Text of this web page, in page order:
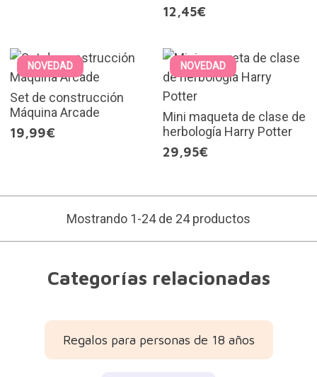
12,45€
NOVEDAD
Set de construcción
Máquina Arcade
19,99€
NOVEDAD
Mini maqueta de clase de
herbología Harry Potter
29,95€
Mostrando 1-24 de 24 productos
Categorías relacionadas
Regalos para personas de 18 años